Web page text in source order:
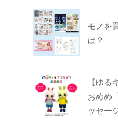
モノを
は？
【ゆ
おめめ
ッセー